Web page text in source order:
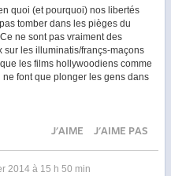
quoi (et pourquoi) nos libertés
tomber dans les pièges du
ne sont pas vraiment des
sur les illuminatis/françs-maçons
les films hollywoodiens comme
font que plonger les gens dans
J'AIME J'AIME PAS
2014 à 15 h 50 min